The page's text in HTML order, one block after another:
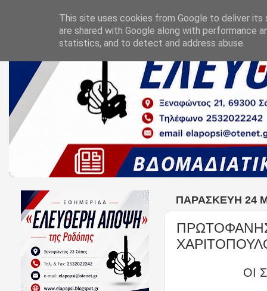
ΠΑΡΑΣΚΕΥΉ 24
ΟΙ
This site uses cookies from Google to deliver its
are shared with Google along with performance
statistics, and to detect and address abuse.